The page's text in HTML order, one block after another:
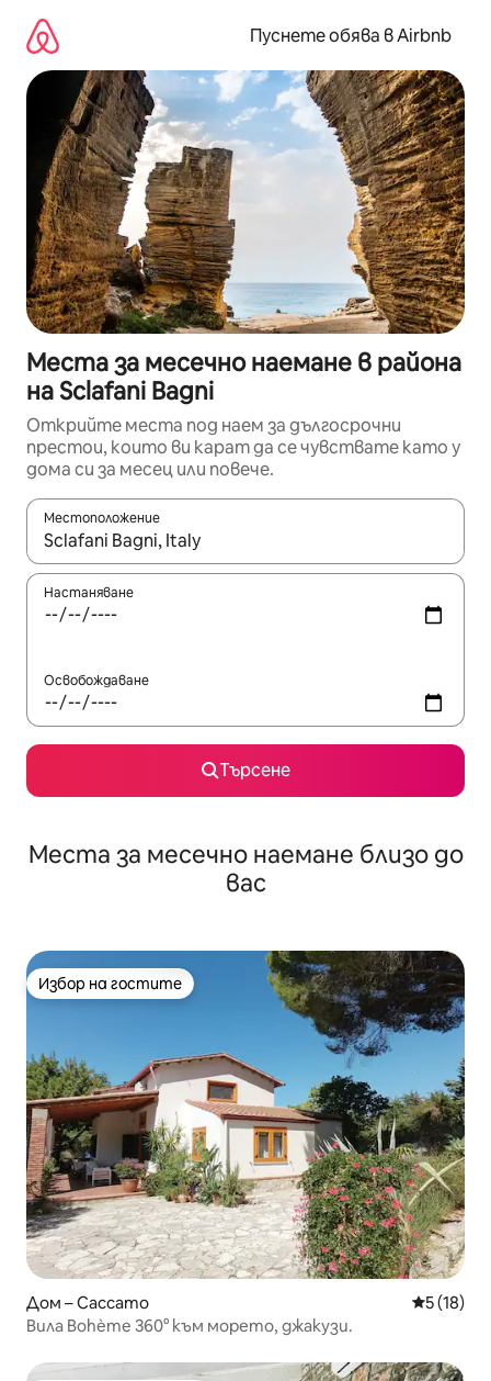
съдържанието
Пуснете обява в Airbnb
Места за месечно наемане в района
на Sclafani Bagni
Открийте места под наем за дългосрочни
престои, които ви карат да се чувствате като у
дома си за месец или повече.
Местоположение
Когато резултатите се покажат, използвайте
Настаняване
Освобождаване
Търсене
Места за месечно наемане близо до
вас
Избор на гостите
Избор на гостите
Дом – Caccamo Средна
5 (18)
Вила Bohème 360° към морето, джакузи.